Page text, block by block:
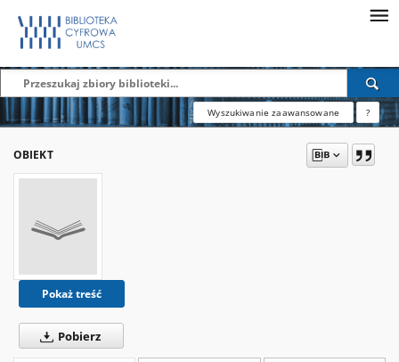
Wyszukiwanie zaawansowane ?
OBIEKT
Pokaż treść
Pobierz